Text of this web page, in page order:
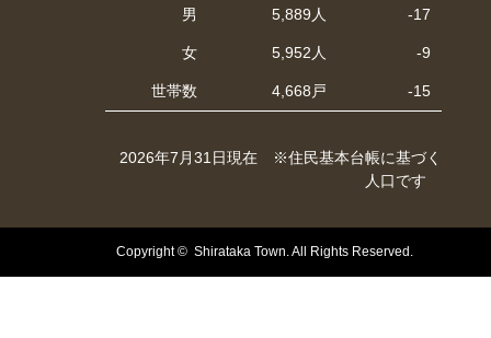
男 5,889人 -17
女 5,952人 -9
世帯数 4,668戸 -15
2026年7月31日現在 ※住民基本台帳に基づく
人口です
Copyright © Shirataka Town. All Rights Reserved.